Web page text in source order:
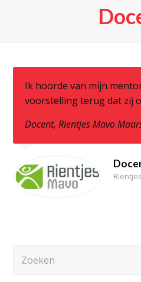
Ik hoorde van mijn
voorstelling terug dat zij
Docent, Rientjes Mavo